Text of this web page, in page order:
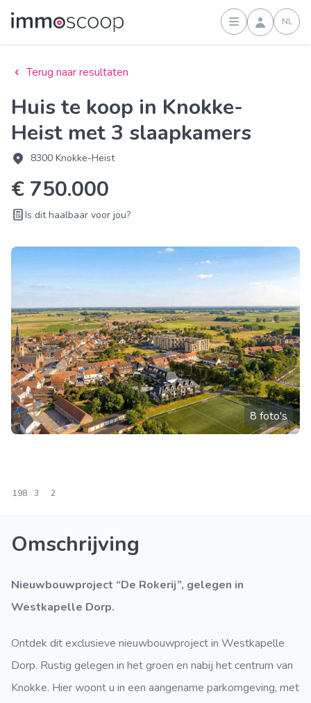
Inloggen
NL
Terug naar resultaten
Huis te koop in Knokke-
Heist met 3 slaapkamers
8300 Knokke-Heist
€ 750.000
Is dit haalbaar voor jou?
8 foto's
198 3 2
Omschrijving
Nieuwbouwproject “De Rokerij”, gelegen in
Westkapelle Dorp.
Ontdek dit exclusieve nieuwbouwproject in Westkapelle
Dorp. Rustig gelegen in het groen en nabij het centrum van
Knokke. Hier woont u in een aangename parkomgeving, met